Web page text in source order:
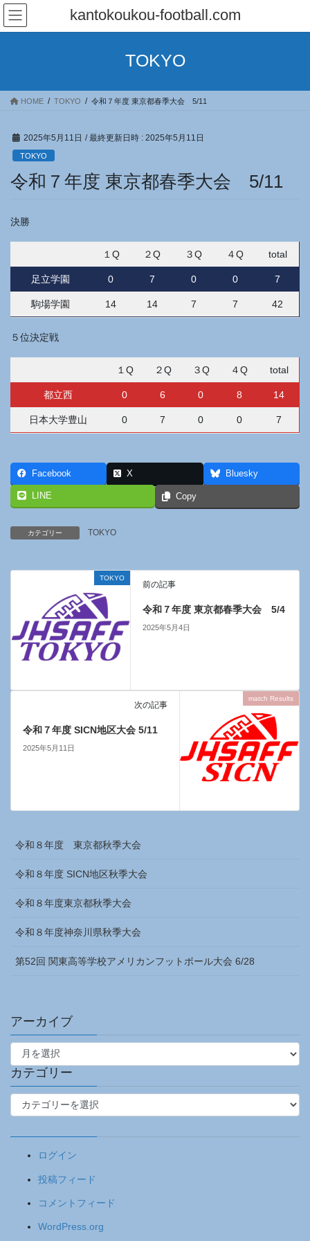
コ
ン
テ
ス
ナ
ビ
ゲ
ン
kantokoukou-football.com
TOKYO
HOME TOKYO 令和７年度 東京都春季大会 5/11
2025年5月11日 / 最終更新日時 : 2025年5月11日
TOKYO
令和７年度 東京都春季大会 5/11
決勝
１Q ２Q ３Q ４Q total
足立学園 0 7 0 0 7
駒場学園 14 14 7 7 42
５位決定戦
１Q ２Q ３Q ４Q total
都立西 0 6 0 8 14
日本大学豊山 0 7 0 0 7
Facebook X Bluesky
LINE Copy
カテゴリー TOKYO
TOKYO
前の記事
令和７年度 東京都春季大会 5/4
2025年5月4日
match Results
次の記事
令和７年度 SICN地区大会 5/11
2025年5月11日
令和８年度 東京都秋季大会
令和８年度 SICN地区秋季大会
令和８年度東京都秋季大会
令和８年度神奈川県秋季大会
第52回 関東高等学校アメリカンフットボール大会 6/28
アーカイブ
ア
カ
イ
カテゴリー
テ
ログイン
投稿フィード
コメントフィード
WordPress.org